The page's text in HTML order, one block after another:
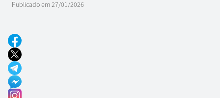
Publicado em27/01/2026